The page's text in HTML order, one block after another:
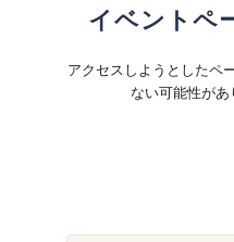
イベントペ
アクセスしようとしたペ
ない可能性があ